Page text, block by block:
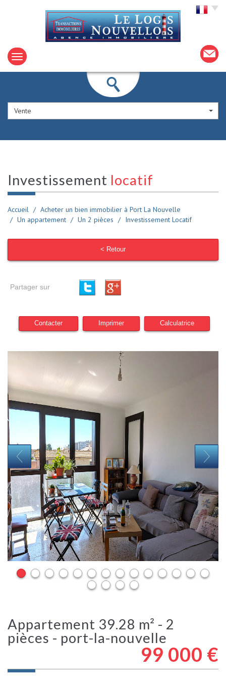
Choisir la langue
Vente
investissement locatif
Accueil
Acheter un bien immobilier à Port La Nouvelle
Un appartement
Un 2 pièces Investissement Locatif
< Retour
Partager sur
Contacter Imprimer Calculatrice
appartement 39.28 m² - 2
pièces - port-la-nouvelle
99 000 €